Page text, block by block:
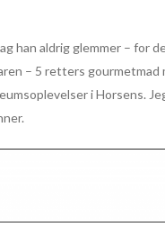
han aldrig glemmer – for
– 5 retters
i Horsens.